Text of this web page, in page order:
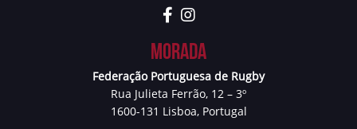
Morada
Federação Portuguesa de Rugby
Rua Julieta Ferrão, 12 – 3º
1600-131 Lisboa, Portugal